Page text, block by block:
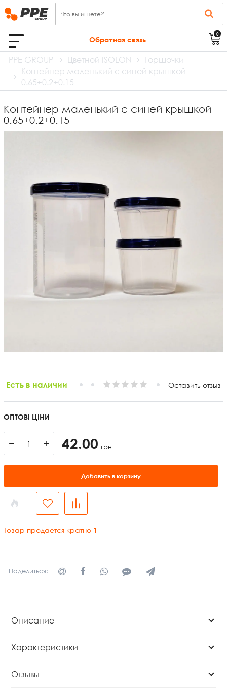
Обратная связь
0
PPE GROUP Цветной ISOLON
Горшочки
Контейнер маленький с синей крышкой
0.65+0.2+0.15
Контейнер маленький с синей крышкой
0.65+0.2+0.15
Есть в наличии Оставить отзыв
ОПТОВІ ЦІНИ
− + 42.00 грн
Добавить в корзину
Товар продается кратно 1
Поделиться:
Описание
Характеристики
Отзывы